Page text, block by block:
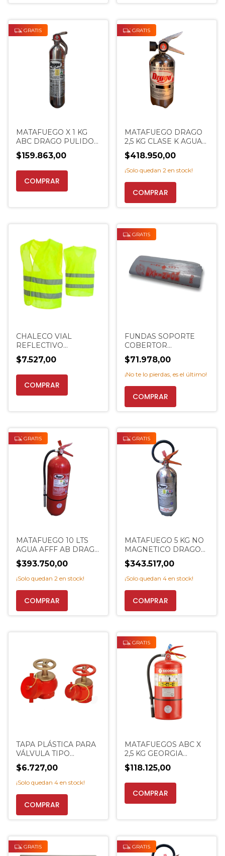
GRATIS
MATAFUEGO X 1 KG
ABC DRAGO PULIDO
ALUMINIO
EXTINCENTER
$159.863,00
GRATIS
MATAFUEGO DRAGO
2,5 KG CLASE K AGUA
QUIMICA EXTINTOR
COCINA
$418.950,00
¡Solo quedan 2 en stock!
CHALECO VIAL
REFLECTIVO
AMARILLO
MATAFUEGOS
EXTINCENTER
$7.527,00
GRATIS
FUNDAS SOPORTE
COBERTOR
MATAFUEGO 5 KG
PREMIUM
EXTINCENTER
$71.978,00
¡No te lo pierdas, es el último!
GRATIS
MATAFUEGO 10 LTS
AGUA AFFF AB DRAGO
PROMO
EXTINCENTER
$393.750,00
¡Solo quedan 2 en stock!
GRATIS
MATAFUEGO 5 KG NO
MAGNETICO DRAGO
ALUMINIO PROMO
EXTINCENTER
$343.517,00
¡Solo quedan 4 en stock!
TAPA PLÁSTICA PARA
VÁLVULA TIPO
TEATRO 44,5 MM
EXTINCENTER
$6.727,00
¡Solo quedan 4 en stock!
GRATIS
MATAFUEGOS ABC X
2,5 KG GEORGIA
POLVO OFERTA
EXTINCENTER
$118.125,00
GRATIS GRATIS